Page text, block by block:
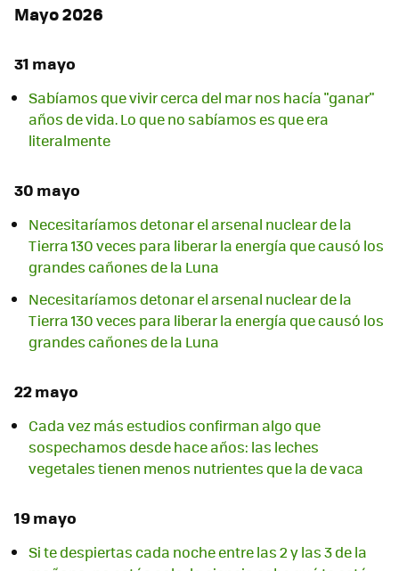
Mayo 2026
31 mayo
Sabíamos que vivir cerca del mar nos hacía "ganar"
años de vida. Lo que no sabíamos es que era
literalmente
30 mayo
Necesitaríamos detonar el arsenal nuclear de la
Tierra 130 veces para liberar la energía que causó los
grandes cañones de la Luna
Necesitaríamos detonar el arsenal nuclear de la
Tierra 130 veces para liberar la energía que causó los
grandes cañones de la Luna
22 mayo
Cada vez más estudios confirman algo que
sospechamos desde hace años: las leches
vegetales tienen menos nutrientes que la de vaca
19 mayo
Si te despiertas cada noche entre las 2 y las 3 de la